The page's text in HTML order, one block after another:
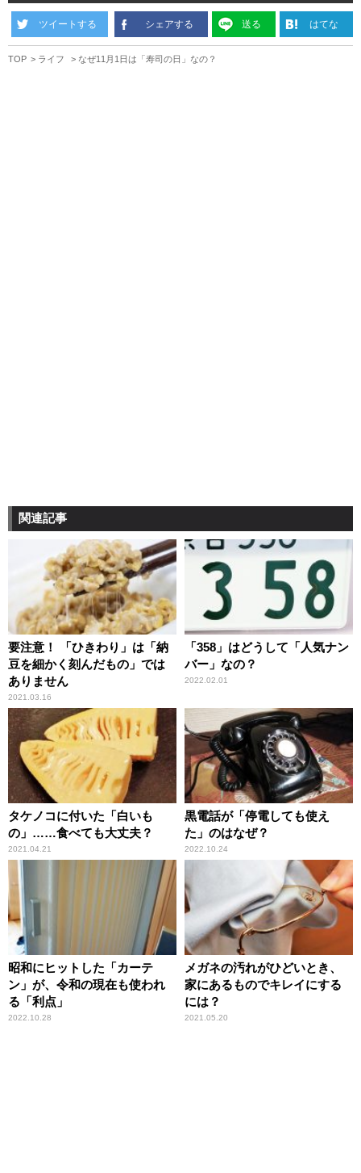
ツイートする シェアする 送る はてな
TOP ライフ なぜ11月1日は「寿司の日」なの？
関連記事
要注意！ 「ひきわり」は「納
豆を細かく刻んだもの」では
ありません
2021.03.16
「358」はどうして「人気ナン
バー」なの？
2022.02.01
タケノコに付いた「白いも
の」……食べても大丈夫？
2021.04.21
黒電話が「停電しても使え
た」のはなぜ？
2022.10.24
昭和にヒットした「カーテ
ン」が、令和の現在も使われ
る「利点」
2022.10.28
メガネの汚れがひどいとき、
家にあるものでキレイにする
には？
2021.05.20